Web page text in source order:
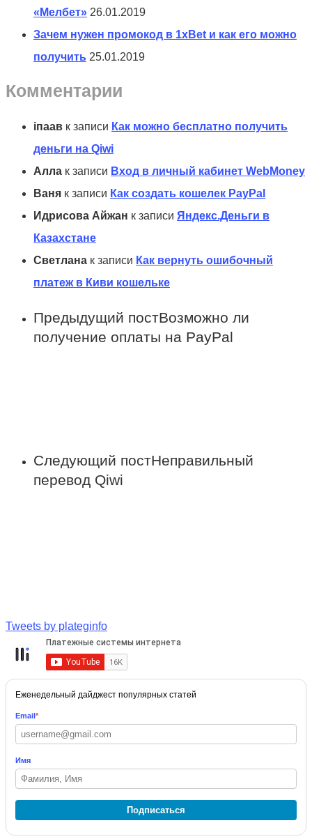
«Мелбет» 26.01.2019
Зачем нужен промокод в 1xBet и как его можно
получить 25.01.2019
Комментарии
іпаав к записи Как можно бесплатно получить
деньги на Qiwi
Алла к записи Вход в личный кабинет WebMoney
Ваня к записи Как создать кошелек PayPal
Идрисова Айжан к записи Яндекс.Деньги в
Казахстане
Светлана к записи Как вернуть ошибочный
платеж в Киви кошельке
Предыдущий постВозможно ли
получение оплаты на PayPal
Следующий постНеправильный
перевод Qiwi
Tweets by plateginfo
Еженедельный дайджест популярных статей
Email*
Имя
Подписаться